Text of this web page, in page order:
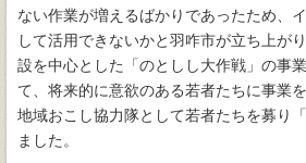
ない作業が増えるばかりであったため、
して活用できないかと羽咋市が立ち上が
設を中心とした「のとしし大作戦」の事
て、将来的に意欲のある若者たちに事業
地域おこし協力隊として若者たちを募り
ました。